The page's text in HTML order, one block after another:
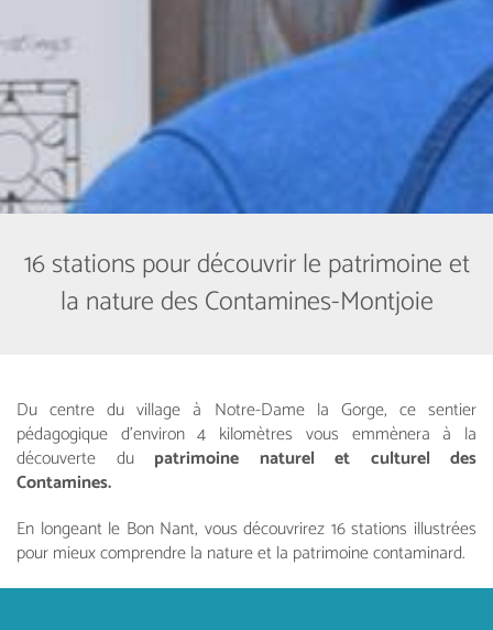
16 stations pour découvrir le patrimoine et
la nature des Contamines-Montjoie
Du centre du village à Notre-Dame la Gorge, ce sentier
pédagogique d’environ 4 kilomètres vous emmènera à la
découverte du patrimoine naturel et culturel des
Contamines.
En longeant le Bon Nant, vous découvrirez 16 stations illustrées
pour mieux comprendre la nature et la patrimoine contaminard.